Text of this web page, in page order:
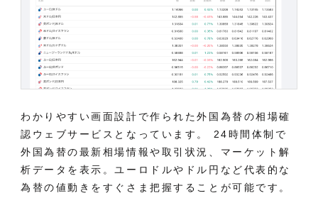
わかりやすい画面設計で作られた外国為替の相場確
認ウェブサービスとなっています。 24時間体制で
外国為替の最新相場情報や取引状況、マーケット解
析データを表示。ユーロドルやドル円など代表的な
為替の値動きをすぐさま把握することが可能です。